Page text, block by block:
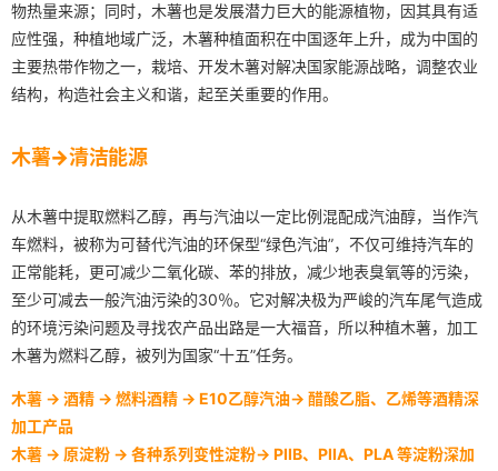
物热量来源；同时，木薯也是发展潜力巨大的能源植物，因其具有适
应性强，种植地域广泛，木薯种植面积在中国逐年上升，成为中国的
主要热带作物之一，栽培、开发木薯对解决国家能源战略，调整农业
结构，构造社会主义和谐，起至关重要的作用。
木薯→清洁能源
从木薯中提取燃料乙醇，再与汽油以一定比例混配成汽油醇，当作汽
车燃料，被称为可替代汽油的环保型“绿色汽油”，不仅可维持汽车的
正常能耗，更可减少二氧化碳、苯的排放，减少地表臭氧等的污染，
至少可减去一般汽油污染的30％。它对解决极为严峻的汽车尾气造成
的环境污染问题及寻找农产品出路是一大福音，所以种植木薯，加工
木薯为燃料乙醇，被列为国家“十五”任务。
木薯 → 酒精 → 燃料酒精 → E10乙醇汽油→ 醋酸乙脂、乙烯等酒精深
加工产品
木薯 → 原淀粉 → 各种系列变性淀粉→ PIIB、PIIA、PLA 等淀粉深加